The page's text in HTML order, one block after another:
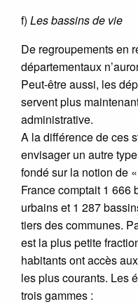
f) Les bassins de vie
De regroupements en
départementaux
Peut-être aussi, les
servent plus
administrative.
A la différence de ces
envisager un autre
fondé sur la notion de
France comptait 1 666
urbains et 1 287
tiers des communes.
est la plus petite
habitants ont accès
les plus courants. Les
trois gammes :